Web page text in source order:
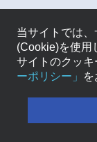
当サイトでは
(Cookie)を使用
サイトのクッキ
ーポリシー」
を